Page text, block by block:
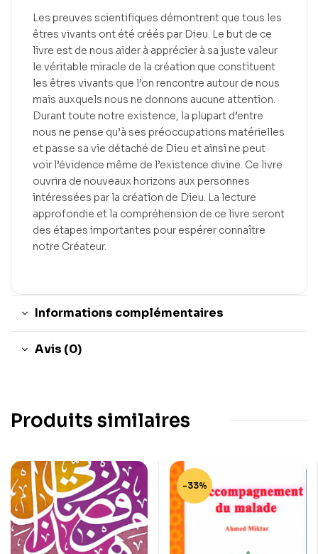
Les preuves scientifiques démontrent que tous les
êtres vivants ont été créés par Dieu. Le but de ce
livre est de nous aider à apprécier à sa juste valeur
le véritable miracle de la création que constituent
les êtres vivants que l’on rencontre autour de nous
mais auxquels nous ne donnons aucune attention.
Durant toute notre existence, la plupart d’entre
nous ne pense qu’à ses préoccupations matérielles
et passe sa vie détaché de Dieu et ainsi ne peut
voir l’évidence même de l’existence divine. Ce livre
ouvrira de nouveaux horizons aux personnes
intéressées par la création de Dieu. La lecture
approfondie et la compréhension de ce livre seront
des étapes importantes pour espérer connaître
notre Créateur.
Informations complémentaires
Avis (0)
Produits similaires
-33%